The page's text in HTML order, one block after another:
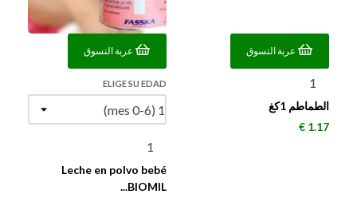
عربة التسوق
الطماطم 1كغ
السعر
1.17 €
عربة التسوق
ELIGE SU EDAD
Leche en polvo bebé
BIOMIL...